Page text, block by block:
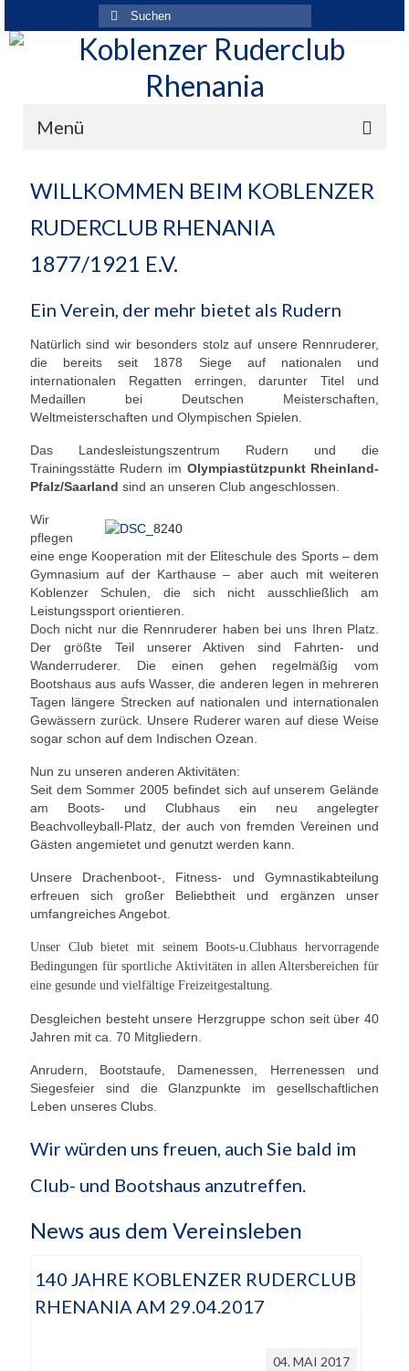
Suchen
nach:
Menü
Historie
Vereinskleidung
Leistungssport
Drachenboot
Jugendrudern
Allgemeiner Ruderbetrieb/ Wanderrudern
Fitness/Gymnastik/Seniorensport
Herzsport
Volleyball
Unser Bootshaus
Bootshaus Galerie
Übernachtung
Gastronomie
Stiftung
Kontakt
Account anlegen für Mitglieder
WILLKOMMEN BEIM KOBLENZER
RUDERCLUB RHENANIA
1877/1921 E.V.
Ein Verein, der mehr bietet als Rudern
Natürlich sind wir besonders stolz auf unsere Rennruderer,
die bereits seit 1878 Siege auf nationalen und
internationalen Regatten erringen, darunter Titel und
Medaillen bei Deutschen Meisterschaften,
Weltmeisterschaften und Olympischen Spielen.
Das Landesleistungszentrum Rudern und die
Trainingsstätte Rudern im Olympiastützpunkt Rheinland-
Pfalz/Saarland sind an unseren Club angeschlossen.
Wir
pflegen
eine enge Kooperation mit der Eliteschule des Sports – dem
Gymnasium auf der Karthause – aber auch mit weiteren
Koblenzer Schulen, die sich nicht ausschließlich am
Leistungssport orientieren.
Doch nicht nur die Rennruderer haben bei uns Ihren Platz.
Der größte Teil unserer Aktiven sind Fahrten- und
Wanderruderer. Die einen gehen regelmäßig vom
Bootshaus aus aufs Wasser, die anderen legen in mehreren
Tagen längere Strecken auf nationalen und internationalen
Gewässern zurück. Unsere Ruderer waren auf diese Weise
sogar schon auf dem Indischen Ozean.
Nun zu unseren anderen Aktivitäten:
Seit dem Sommer 2005 befindet sich auf unserem Gelände
am Boots- und Clubhaus ein neu angelegter
Beachvolleyball-Platz, der auch von fremden Vereinen und
Gästen angemietet und genutzt werden kann.
Unsere Drachenboot-, Fitness- und Gymnastikabteilung
erfreuen sich großer Beliebtheit und ergänzen unser
umfangreiches Angebot.
Unser Club bietet mit seinem Boots-u.Clubhaus hervorragende
Bedingungen für sportliche Aktivitäten in allen Altersbereichen für
eine gesunde und vielfältige Freizeitgestaltung.
Desgleichen besteht unsere Herzgruppe schon seit über 40
Jahren mit ca. 70 Mitgliedern.
Anrudern, Bootstaufe, Damenessen, Herrenessen und
Siegesfeier sind die Glanzpunkte im gesellschaftlichen
Leben unseres Clubs.
Wir würden uns freuen, auch Sie bald im
Club- und Bootshaus anzutreffen.
News aus dem Vereinsleben
140 JAHRE KOBLENZER RUDERCLUB
RHENANIA AM 29.04.2017
04. MAI 2017